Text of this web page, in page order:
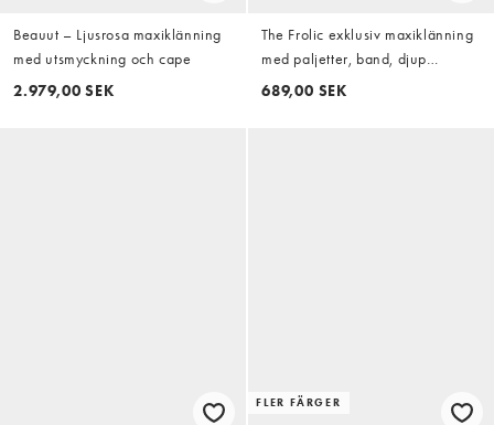
Beauut – Ljusrosa maxiklänning
med utsmyckning och cape
2.979,00 SEK
The Frolic exklusiv maxiklänning
med paljetter, band, djup
halterneck och slits i sidan i rosa
689,00 SEK
FLER FÄRGER